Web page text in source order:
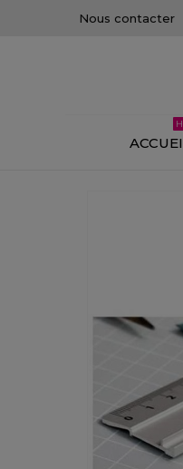
Nous contacter